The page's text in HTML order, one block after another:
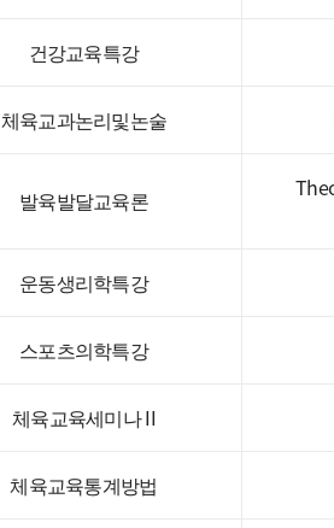
건강교육특강
체육교과논리및논술
발육발달교육론
운동생리학특강
스포츠의학특강
체육교육세미나 II
체육교육통계방법